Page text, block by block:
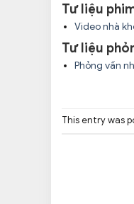
Tư liệu
Video nhà
Tư liệu
Phỏng vấn
This entry was